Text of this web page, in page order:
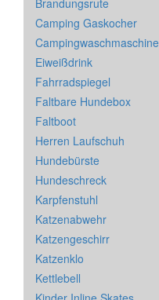
Camping Gaskocher
Campingwaschmaschine
Eiweißdrink
Fahrradspiegel
Faltbare Hundebox
Faltboot
Herren Laufschuh
Hundebürste
Hundeschreck
Karpfenstuhl
Katzenabwehr
Katzengeschirr
Katzenklo
Kettlebell